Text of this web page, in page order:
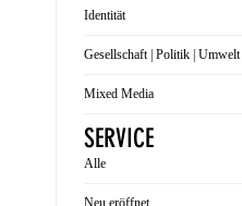
Identität
Gesellschaft | Politik | Umwelt
Mixed Media
SERVICE
Alle
Neu eröffnet